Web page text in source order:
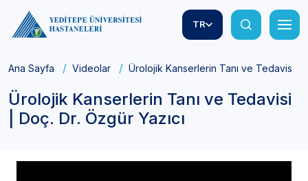
TR
Ana Sayfa Videolar Ürolojik Kanserlerin Tanı ve Tedavisi |
Ürolojik Kanserlerin Tanı ve Tedavisi
| Doç. Dr. Özgür Yazıcı